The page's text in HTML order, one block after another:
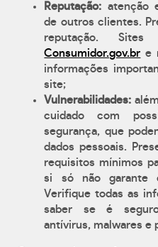
Reputação: atenção
de outros clientes.
reputação.
Consumidor.gov.br e
informações
site;
Vulnerabilidades:
cuidado com
segurança, que
dados pessoais.
requisitos mínimos
si só não garante
Verifique todas as
saber se é
antívirus, malwares e